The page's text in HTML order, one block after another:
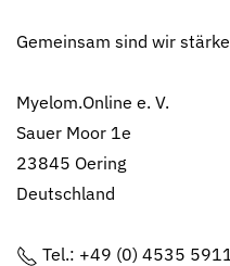
Gemeinsam sind wir
Myelom.Online e. V.
Sauer Moor 1e
23845 Oering
Deutschland
Tel.: +49 (0) 4535